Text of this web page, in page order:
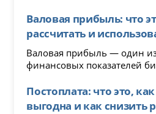
Валовая прибыль: что
рассчитать и
Валовая прибыль — один
финансовых показателей
Постоплата: что это,
выгодна и как снизить